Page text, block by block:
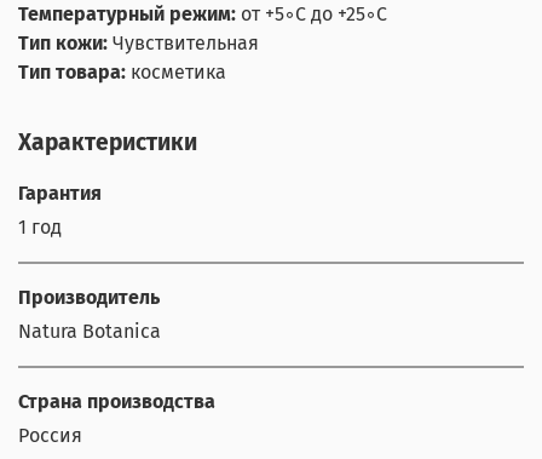
Температурный режим: от +5◦С до +25◦С
Тип кожи: Чувствительная
Тип товара: косметика
Характеристики
Гарантия
1 год
Производитель
Natura Botanica
Страна производства
Россия